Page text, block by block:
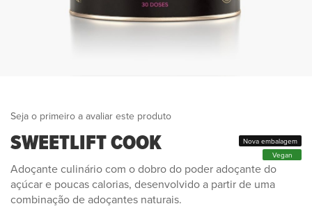
Seja o primeiro a avaliar este produto
SWEETLIFT COOK
Nova embalagem
Vegan
Adoçante culinário com o dobro do poder adoçante do
açúcar e poucas calorias, desenvolvido a partir de uma
combinação de adoçantes naturais.